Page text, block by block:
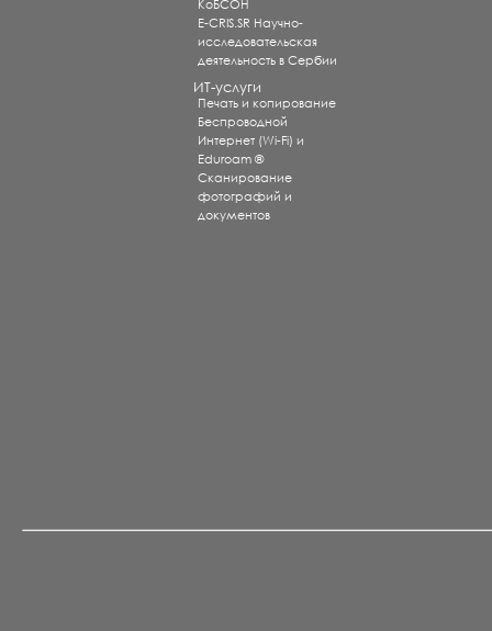
КоБСОН
E-CRIS.SR Научно-
исследовательская
деятельность в Сербии
ИТ-услуги
Печать и копирование
Беспроводной
Интернет (Wi-Fi) и
Eduroam ®
Сканирование
фотографий и
документов